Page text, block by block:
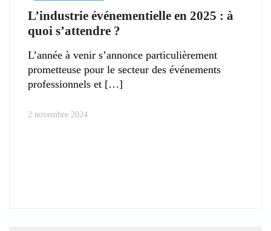
L’industrie événementielle en 2025 : à
quoi s’attendre ?
L’année à venir s’annonce particulièrement
prometteuse pour le secteur des événements
professionnels et
2 novembre 2024